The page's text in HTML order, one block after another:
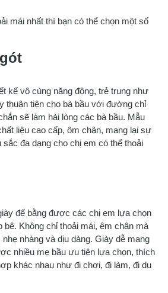
mái nhất thì bạn có thể chọn một số
kế vô cùng năng động, trẻ trung như
thuận tiện cho bà bầu với đường chỉ
sẽ làm hài lòng các bà bầu. Mẫu
liệu cao cấp, ôm chân, mang lại sự
sắc đa dạng cho chị em có thể thoải
đế bằng được các chị em lựa chọn
bê. Không chỉ thoải mái, êm chân mà
nhàng và dịu dàng. Giày dễ mang
nhiều mẹ bầu ưu tiên lựa chọn, thích
khác nhau như đi chơi, đi làm, đi du